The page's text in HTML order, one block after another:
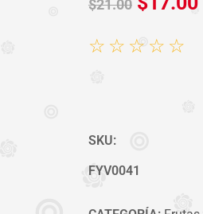
$21.00
☆ ☆ ☆ ☆ ☆
SKU:
FYV0041